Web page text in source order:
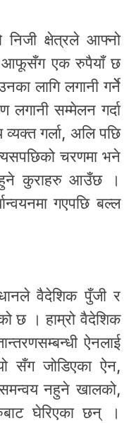
निजी क्षेत्रले आफ्नो
आफूसँग एक रुपैयाँ छ
लागि लगानी गर्नेे
लगानी सम्मेलन गर्दा
गर्ला, अलि पछि
चरणमा भने
हुने कुराहरु आउँछ ।
गएपछि बल्ल
वैदेशिक पुँजी र
छ । हाम्रो वैदेशिक
ऐनलाई
सँग जोडिएका ऐन,
नहुने खालको,
घेरिएका छन् ।